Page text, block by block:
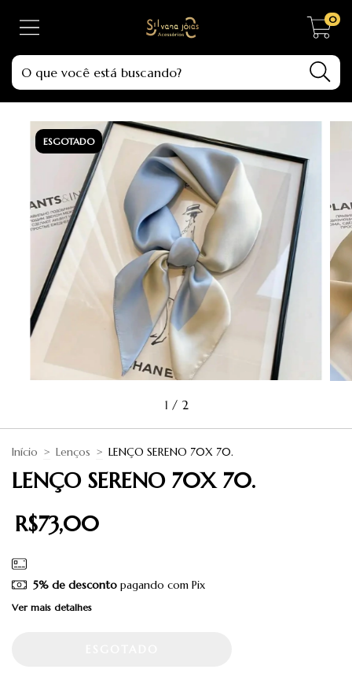
0
ESGOTADO
1 / 2
Início > Lenços > LENÇO SERENO 70X 70.
LENÇO SERENO 70X 70.
R$73,00
5% de descontopagando com Pix
Ver mais detalhes